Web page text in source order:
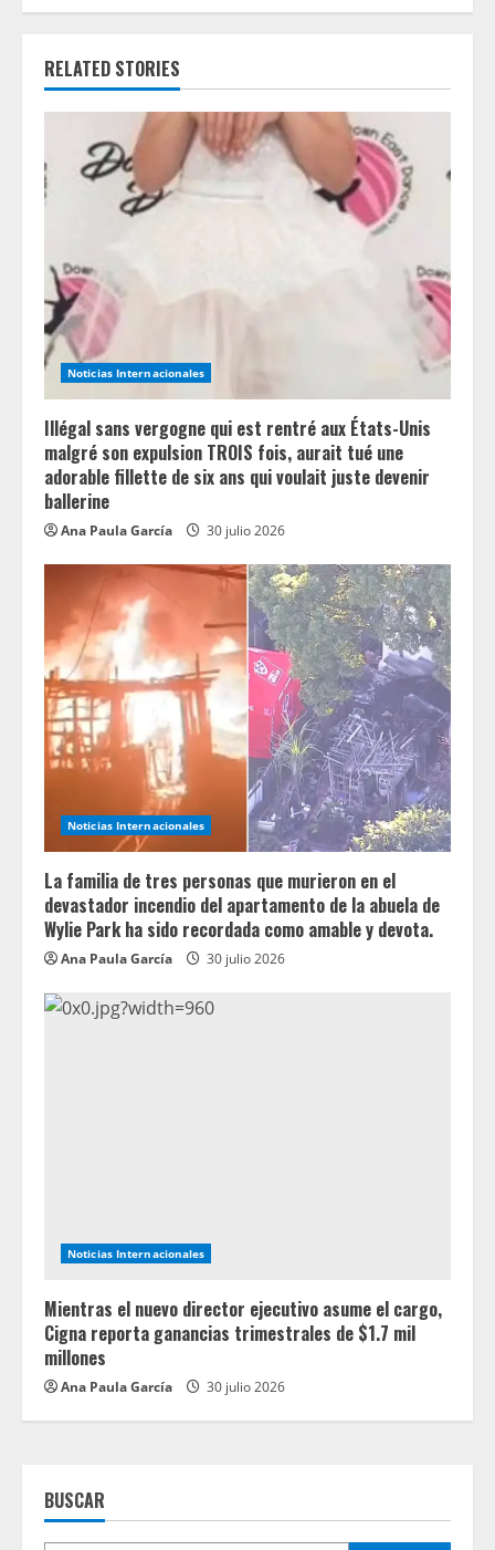
R
a
i
n
g
RELATED STORIES
Noticias Internacionales
Illégal sans vergogne qui est rentré aux États-Unis
malgré son expulsion TROIS fois, aurait tué une
adorable fillette de six ans qui voulait juste devenir
ballerine
Ana Paula García 30 julio 2026
Noticias Internacionales
La familia de tres personas que murieron en el
devastador incendio del apartamento de la abuela de
Wylie Park ha sido recordada como amable y devota.
Ana Paula García 30 julio 2026
Noticias Internacionales
Mientras el nuevo director ejecutivo asume el cargo,
Cigna reporta ganancias trimestrales de $1.7 mil
millones
Ana Paula García 30 julio 2026
BUSCAR